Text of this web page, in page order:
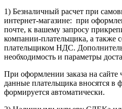
1) Безналичный расчет при
интернет-магазине: при
почте, к вашему запросу
компании-плательщика, а также
плательщиком НДС.
необходимость и параметры
При оформлении заказа на сайте
данные плательщика вносятся в
формируется автоматически.